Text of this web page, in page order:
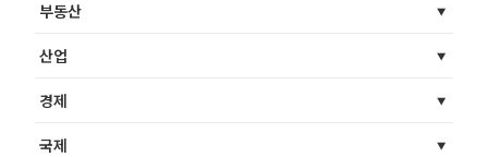
부동산
산업
경제
국제